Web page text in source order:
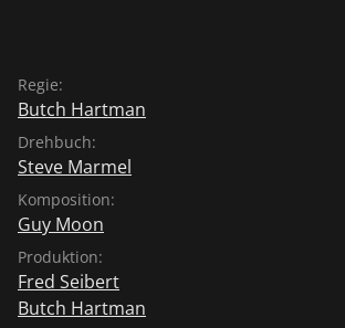
Regie:
Butch Hartman
Drehbuch:
Steve Marmel
Komposition:
Guy Moon
Produktion:
Fred Seibert
Butch Hartman